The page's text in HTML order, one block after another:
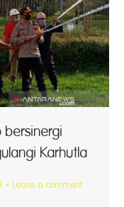
bersinergi
Karhutla
Leave a comment